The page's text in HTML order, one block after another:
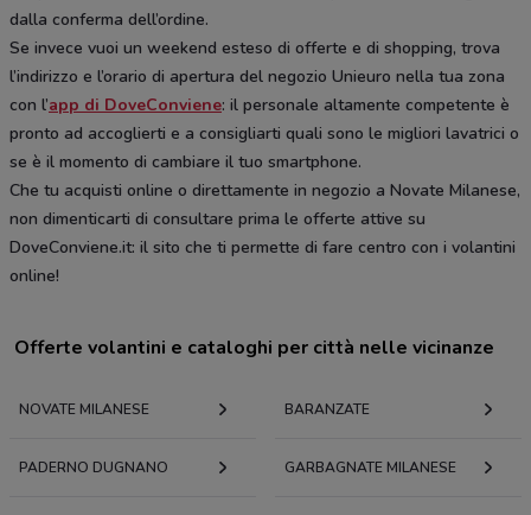
dalla conferma dell’ordine.
Se invece vuoi un weekend esteso di offerte e di shopping, trova
l’indirizzo e l’orario di apertura del negozio Unieuro nella tua zona
con l’app di DoveConviene: il personale altamente competente è
pronto ad accoglierti e a consigliarti quali sono le migliori lavatrici o
se è il momento di cambiare il tuo smartphone.
Che tu acquisti online o direttamente in negozio a Novate Milanese,
non dimenticarti di consultare prima le offerte attive su
DoveConviene.it: il sito che ti permette di fare centro con i volantini
online!
Offerte volantini e cataloghi per città nelle vicinanze
NOVATE MILANESE BARANZATE
PADERNO DUGNANO GARBAGNATE MILANESE